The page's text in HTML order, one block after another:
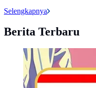
Selengkapnya
Berita Terbaru